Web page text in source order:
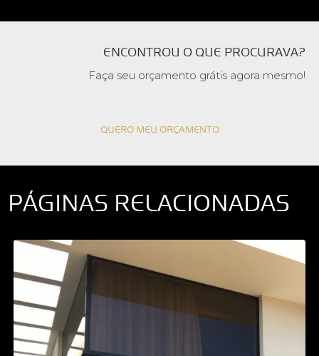
ENCONTROU O QUE PROCURAVA?
Faça seu orçamento grátis agora mesmo!
QUERO MEU ORÇAMENTO
PÁGINAS RELACIONADAS